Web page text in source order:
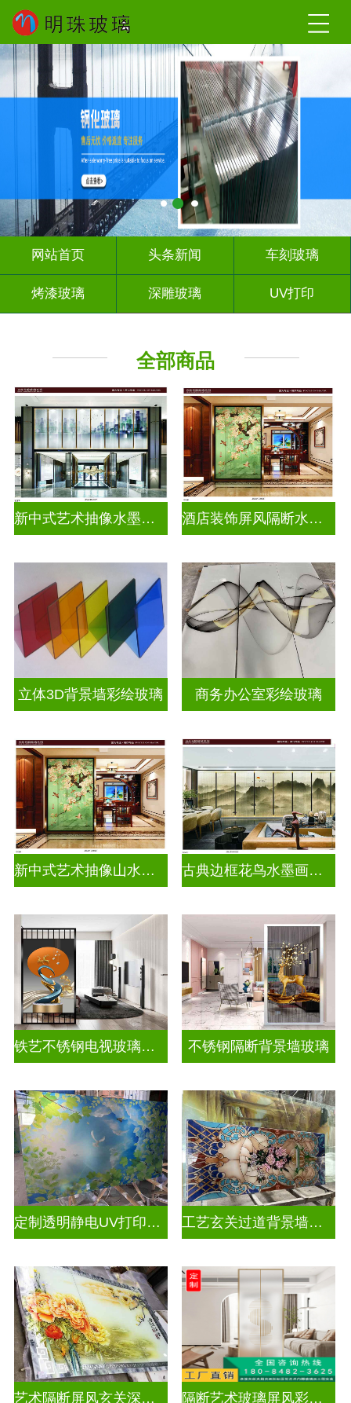
网站首页 头条新闻 车刻玻璃
烤漆玻璃 深雕玻璃 UV打印
全部商品
新中式艺术抽像水墨画玻璃 酒店装饰屏风隔断水墨山水画玻璃
立体3D背景墙彩绘玻璃 商务办公室彩绘玻璃
新中式艺术抽像山水画玻璃 古典边框花鸟水墨画玻璃
铁艺不锈钢电视玻璃背景墙 不锈钢隔断背景墙玻璃
定制透明静电UV打印加工 工艺玄关过道背景墙画uv打印玻璃
艺术隔断屏风玄关深雕双面效果 隔断艺术玻璃屏风彩绘深雕浮雕玻璃